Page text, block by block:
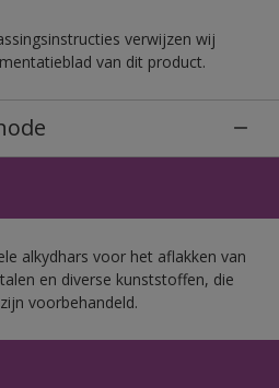
verwijzen wij
van dit product.
alkydhars voor het aflakken van
en diverse kunststoffen, die
voorbehandeld.